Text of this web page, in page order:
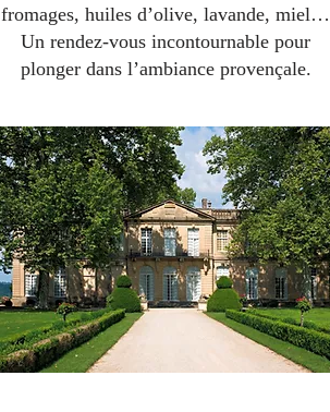
fromages, huiles d’olive, lavande, miel…
Un rendez-vous incontournable pour
plonger dans l’ambiance provençale.